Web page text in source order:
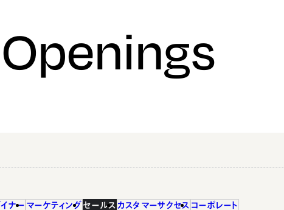
ナー マーケティング セールス カスタマーサクセス コーポレート